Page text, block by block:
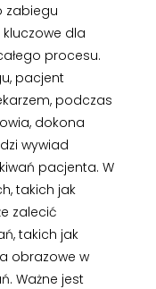
zabiegu
kluczowe dla
procesu.
pacjent
podczas
dokona
wywiad
pacjenta. W
takich jak
zalecić
takich jak
obrazowe w
Ważne jest